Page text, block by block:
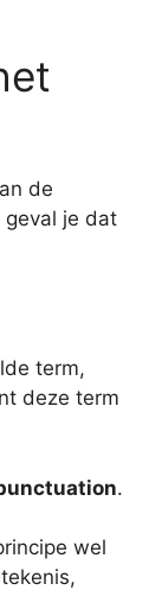
de
geval je dat
term,
deze term
.
wel